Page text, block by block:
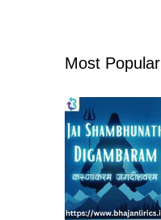
Most Popular